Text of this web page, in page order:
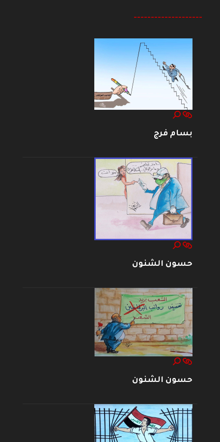
--------------------
بسام فرج
حسون الشنون
حسون الشنون